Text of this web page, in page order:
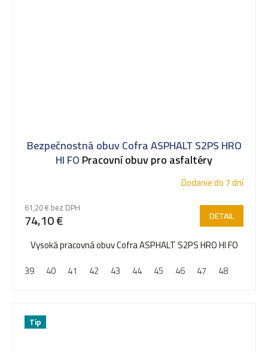
Bezpečnostná obuv Cofra ASPHALT S2PS HRO
HI FOPracovní obuv pro asfaltéry
Dodanie do 7 dní
61,20 € bez DPH
74,10 € DETAIL
Vysoká pracovná obuv Cofra ASPHALT S2PS HRO HI FO
39
40 41 42 43 44 45 46 47 48
Tip